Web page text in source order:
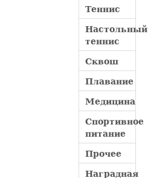
Теннис
Настольный
теннис
Сквош
Плавание
Медицина
Спортивное
питание
Прочее
Наградная